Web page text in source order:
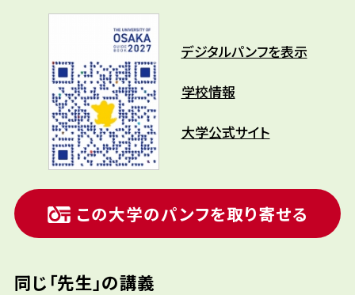
デジタルパンフを表示
学校情報
大学公式サイト
この大学のパンフを取り寄せる
同じ「先生」の講義